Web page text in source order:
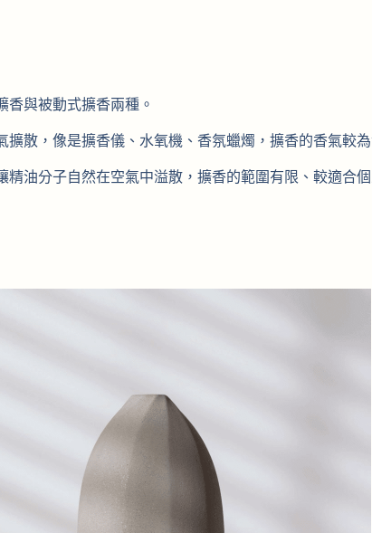
香與被動式擴香兩種。
擴散，像是擴香儀、水氧機、香氛蠟燭，擴香的香氣較
精油分子自然在空氣中溢散，擴香的範圍有限、較適合